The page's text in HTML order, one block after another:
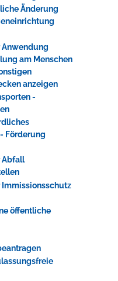
Änderung
Anwendung
am Menschen
anzeigen
-
Förderung
Abfall
öffentliche